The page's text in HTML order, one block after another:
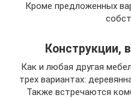
Кроме предложенных
Конструкции,
Как и любая другая
трех вариантах:
Также встречаются